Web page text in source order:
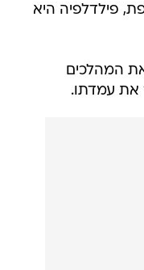
פילדלפיה היא
המהלכים
את עמדתו.